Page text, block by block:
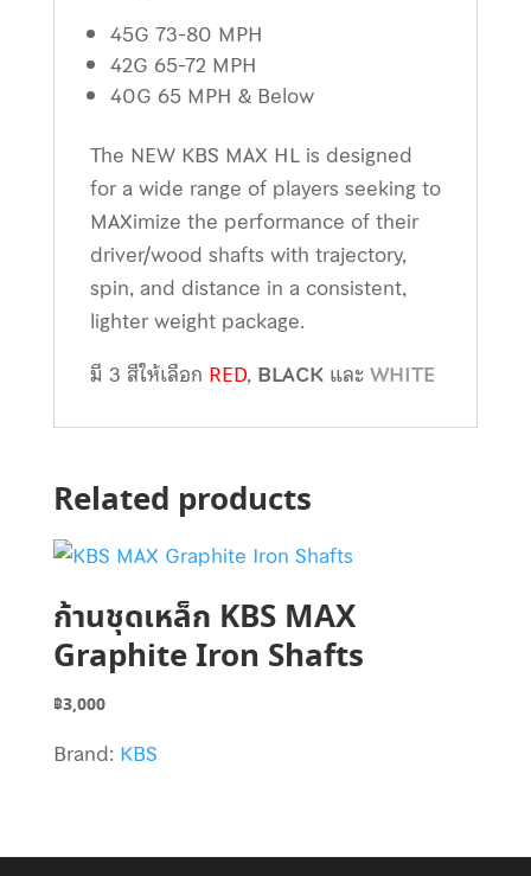
45G 73-80 MPH
42G 65-72 MPH
40G 65 MPH & Below
The NEW KBS MAX HL is designed
for a wide range of players seeking to
MAXimize the performance of their
driver/wood shafts with trajectory,
spin, and distance in a consistent,
lighter weight package.
มี 3 สีให้เลือก RED, BLACKและWHITE
Related products
ก้านชุดเหล็ก KBS MAX
Graphite Iron Shafts
฿3,000
Brand: KBS